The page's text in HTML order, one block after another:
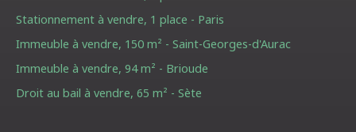
Stationnement à vendre, 1 place - Paris
Immeuble à vendre, 150 m² - Saint-Georges-d'Aurac
Immeuble à vendre, 94 m² - Brioude
Droit au bail à vendre, 65 m² - Sète